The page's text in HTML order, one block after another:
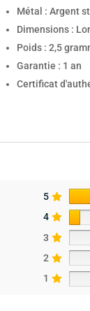
Métal : Argent
Dimensions :
Poids : 2,5
Garantie : 1 an
Certificat
5
4
3
2
1